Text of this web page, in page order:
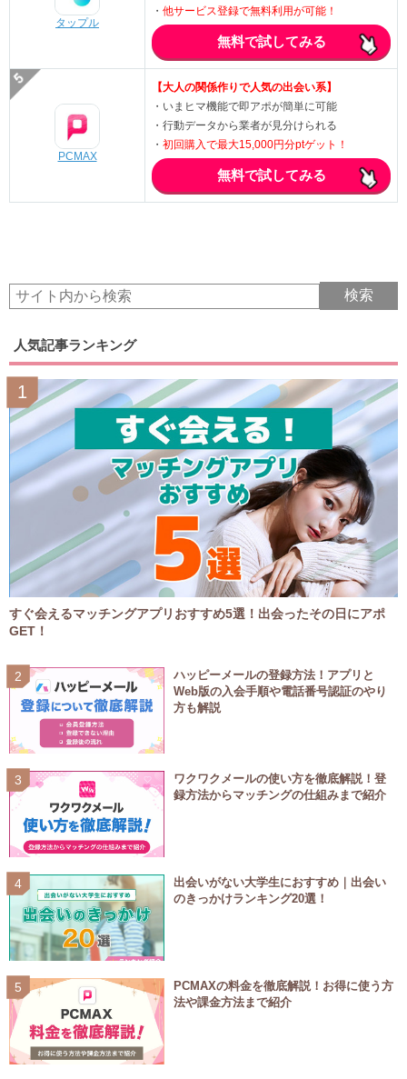
タップル
・ 他サービス登録で無料利用が可能！
無料で試してみる
PCMAX
【大人の関係作りで人気の出会い系】
・いまヒマ機能で即アポが簡単に可能
・行動データから業者が見分けられる
・ 初回購入で最大15,000円分ptゲット！
無料で試してみる
人気記事ランキング
すぐ会えるマッチングアプリおすすめ5選！出会ったその日にアポ
GET！
ハッピーメールの登録方法！アプリと
Web版の入会手順や電話番号認証のやり
方も解説
ワクワクメールの使い方を徹底解説！登
録方法からマッチングの仕組みまで紹介
出会いがない大学生におすすめ｜出会い
のきっかけランキング20選！
PCMAXの料金を徹底解説！お得に使う方
法や課金方法まで紹介